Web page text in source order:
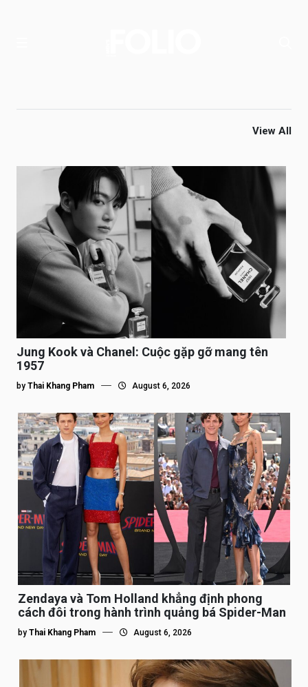
View All
Jung Kook và Chanel: Cuộc gặp gỡ mang tên
1957
by Thai Khang Pham August 6, 2026
Zendaya và Tom Holland khẳng định phong
cách đôi trong hành trình quảng bá Spider-Man
by Thai Khang Pham August 6, 2026